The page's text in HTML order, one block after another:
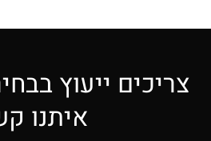
צריכים ייעוץ
איתנו